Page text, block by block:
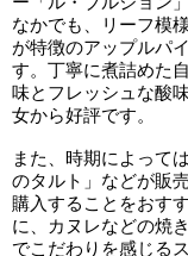
なかでも、リーフ模
が特徴のアップルパ
す。丁寧に煮詰めた
味とフレッシュな酸
女から好評です。
また、時期によって
のタルト」などが販
購入することをおす
に、カヌレなどの焼
でこだわりを感じる